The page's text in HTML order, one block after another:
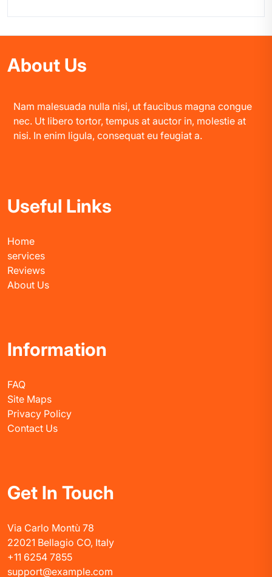
About Us
Nam malesuada nulla nisi, ut faucibus magna congue
nec. Ut libero tortor, tempus at auctor in, molestie at
nisi. In enim ligula, consequat eu feugiat a.
Useful Links
Home
services
Reviews
About Us
Information
FAQ
Site Maps
Privacy Policy
Contact Us
Get In Touch
Via Carlo Montù 78
22021 Bellagio CO, Italy
+11 6254 7855
support@example.com